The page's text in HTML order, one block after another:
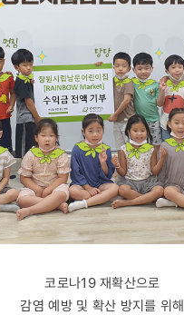
코로나19 재확산으로
감염 예방 및 확산 방지를 위해